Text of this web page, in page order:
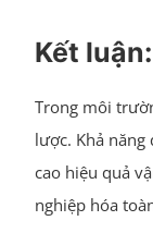
Kết
Trong môi
lược. Khả
cao hiệu quả
nghiệp hóa